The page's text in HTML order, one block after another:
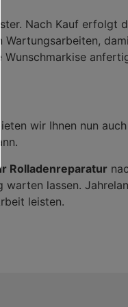
Nach Kauf erfolgt
Wartungsarbeiten,
wir Ihnen nun auch
Rolladenreparatur
warten lassen.
leisten.